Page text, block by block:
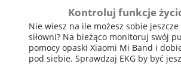
Kontroluj funkcje
Nie wiesz na ile możesz sobie
siłowni? Na bieżąco monitoruj swój
pomocy opaski Xiaomi Mi Band i
pod siebie. Sprawdzaj EKG by być